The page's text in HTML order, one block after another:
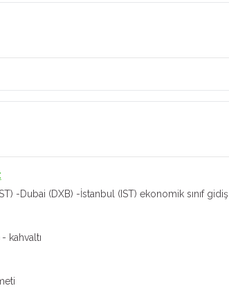
-Dubai (DXB) -İstanbul (IST) ekonomik sınıf gidiş
kahvaltı